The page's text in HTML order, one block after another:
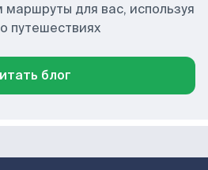
для вас, используя
путешествиях
блог